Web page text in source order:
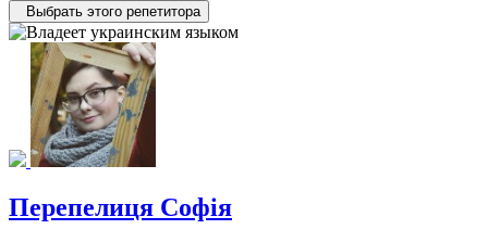
Выбрать этого репетитора
Перепелиця Софія